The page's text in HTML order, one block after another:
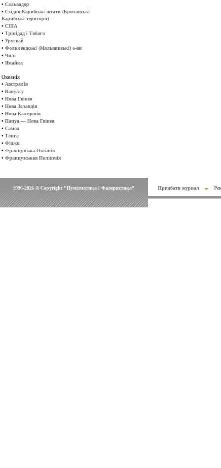
• Сальвадор
• Східно-Карибські штати (Британські
Карибські території)
• США
• Трінідад і Тобаго
• Уругвай
• Фолклендські (Мальвинські) о-ви
• Чилі
• Ямайка
Океанія
• Австралія
• Вануату
• Нова Гвінея
• Нова Зеландія
• Нова Каледонія
• Папуа — Нова Гвінея
• Самоа
• Тонга
• Фіджи
• Французська Океанія
• Французськая Полінезія
1996-2026 © Copyright "Нумізматика і Фалеристика" Придбати журнал